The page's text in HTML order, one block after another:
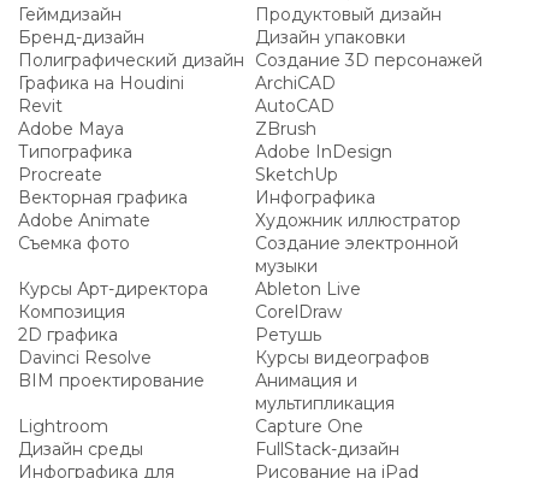
Геймдизайн
Продуктовый дизайн
Бренд-дизайн
Дизайн упаковки
Полиграфический дизайн
Создание 3D персонажей
Графика на Houdini
ArchiCAD
Revit
AutoCAD
Adobe Maya
ZBrush
Типографика
Adobe InDesign
Procreate
SketchUp
Векторная графика
Инфографика
Adobe Animate
Художник иллюстратор
Съемка фото
Создание электронной
музыки
Курсы Арт-директора
Ableton Live
Композиция
CorelDraw
2D графика
Ретушь
Davinci Resolve
Курсы видеографов
BIM проектирование
Анимация и
мультипликация
Lightroom
Capture One
Дизайн среды
FullStack-дизайн
Инфографика для
Рисование на iPad